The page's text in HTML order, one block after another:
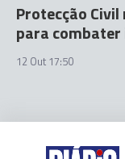
Protecção
para combater
12 Out 17:50